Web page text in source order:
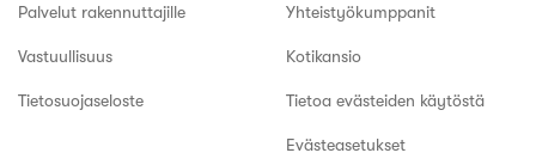
Palvelut rakennuttajille
Vastuullisuus
Tietosuojaseloste
Yhteistyökumppanit
Kotikansio
Tietoa evästeiden käytöstä
Evästeasetukset